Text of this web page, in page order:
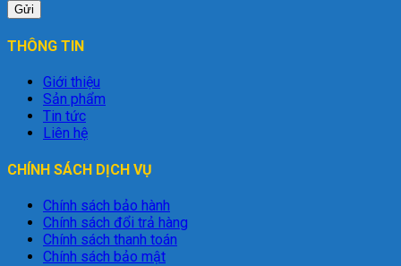
THÔNG TIN
Giới thiệu
Sản phẩm
Tin tức
Liên hệ
CHÍNH SÁCH DỊCH VỤ
Chính sách bảo hành
Chính sách đổi trả hàng
Chính sách thanh toán
Chính sách bảo mật